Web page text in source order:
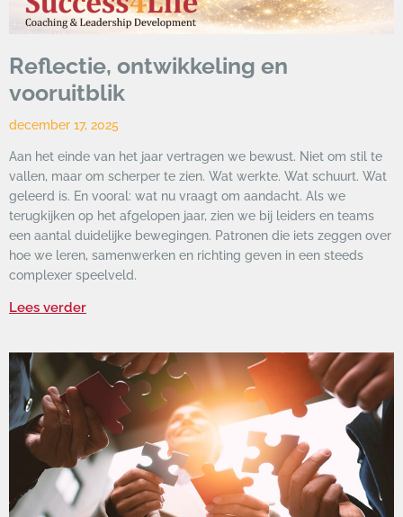
Reflectie, ontwikkeling en
vooruitblik
december 17, 2025
Aan het einde van het jaar vertragen we bewust. Niet om stil te
vallen, maar om scherper te zien. Wat werkte. Wat schuurt. Wat
geleerd is. En vooral: wat nu vraagt om aandacht. Als we
terugkijken op het afgelopen jaar, zien we bij leiders en teams
een aantal duidelijke bewegingen. Patronen die iets zeggen over
hoe we leren, samenwerken en richting geven in een steeds
complexer speelveld.
Lees verder